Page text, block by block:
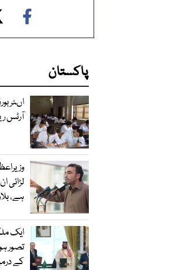
پاکستان
اںٹر
آرٹس
لڑائی
ہے،
ایک
تصور
کے